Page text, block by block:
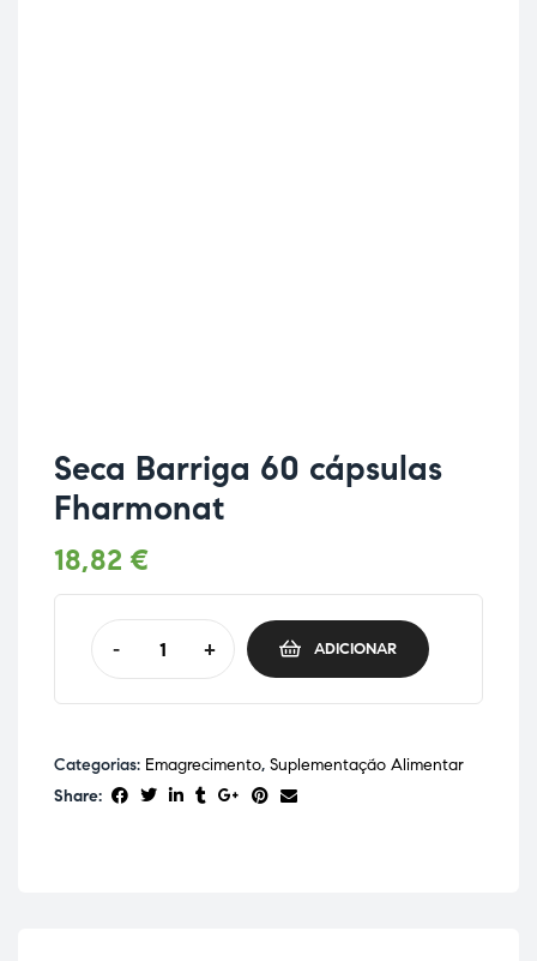
Seca Barriga 60 cápsulas
Fharmonat
18,82 €
- + ADICIONAR
Categorias: Emagrecimento, Suplementação Alimentar
Share: